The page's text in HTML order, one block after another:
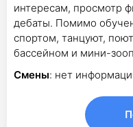
интересам, просмотр
дебаты. Помимо
спортом, танцуют,
бассейном и мини-
Смены: нет